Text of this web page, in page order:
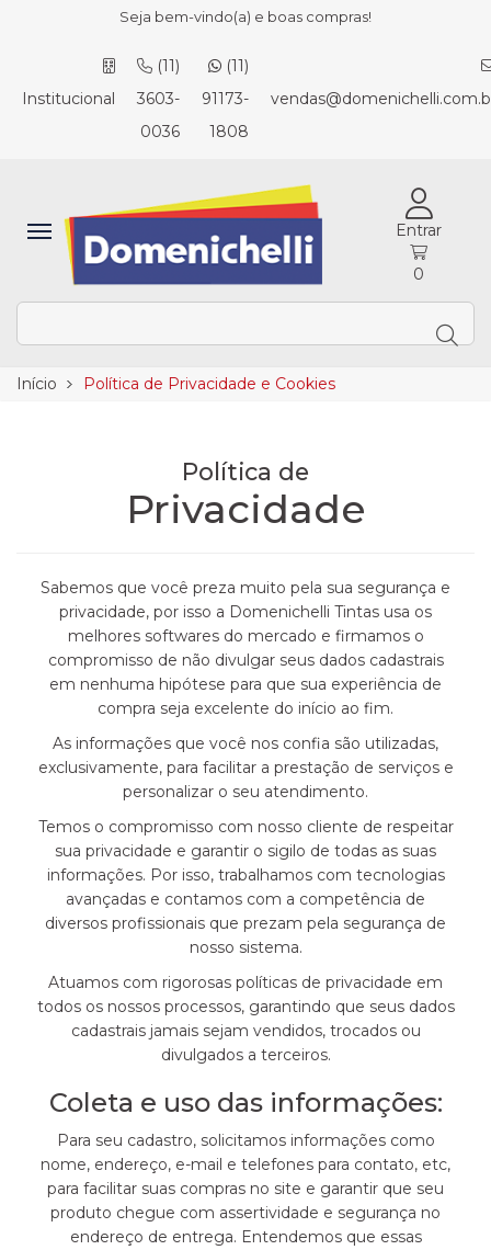
Seja bem-vindo(a) e boas compras!
Institucional
(11)
3603-
0036
(11)
91173-
1808
Entrar
0
Início Política de Privacidade e Cookies
Política de
Privacidade
Sabemos que você preza muito pela sua segurança e
privacidade, por isso a Domenichelli Tintas usa os
melhores softwares do mercado e firmamos o
compromisso de não divulgar seus dados cadastrais
em nenhuma hipótese para que sua experiência de
compra seja excelente do início ao fim.
As informações que você nos confia são utilizadas,
exclusivamente, para facilitar a prestação de serviços e
personalizar o seu atendimento.
Temos o compromisso com nosso cliente de respeitar
sua privacidade e garantir o sigilo de todas as suas
informações. Por isso, trabalhamos com tecnologias
avançadas e contamos com a competência de
diversos profissionais que prezam pela segurança de
nosso sistema.
Atuamos com rigorosas políticas de privacidade em
todos os nossos processos, garantindo que seus dados
cadastrais jamais sejam vendidos, trocados ou
divulgados a terceiros.
Coleta e uso das informações:
Para seu cadastro, solicitamos informações como
nome, endereço, e-mail e telefones para contato, etc,
para facilitar suas compras no site e garantir que seu
produto chegue com assertividade e segurança no
endereço de entrega. Entendemos que essas